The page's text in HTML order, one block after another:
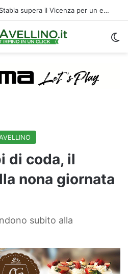
Calciomercato, la Juve Stabia supera il Vicenza per un ex Avellino: le ultime
di coda, il
nona giornata
subito alla